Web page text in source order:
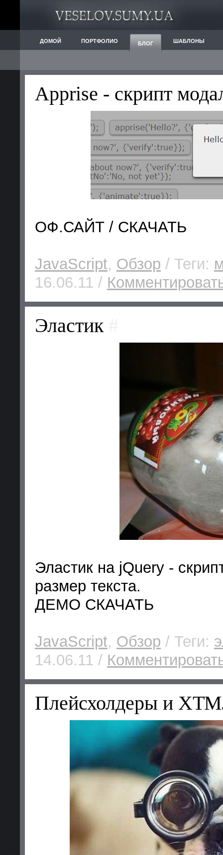
ДОМОЙ ПОРТФОЛИО БЛОГ ШАБЛОНЫ
Apprise - скрипт
ОФ.САЙТ / СКАЧАТЬ
JavaScript, Обзор / Теги:
16.06.11 /
Эластик
Эластик на jQuery -
размер текста.
ДЕМО СКАЧАТЬ
JavaScript, Обзор / Теги:
14.06.11 /
Плейсхолдеры и